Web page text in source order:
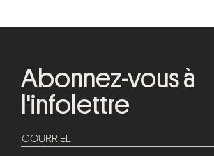
Abonnez-vous à
l'infolettre
COURRIEL